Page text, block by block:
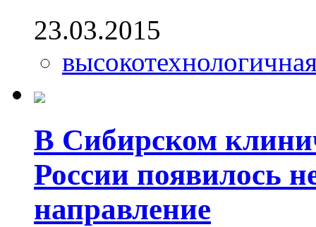
23.03.2015
В Сибирском
России появилось
направление